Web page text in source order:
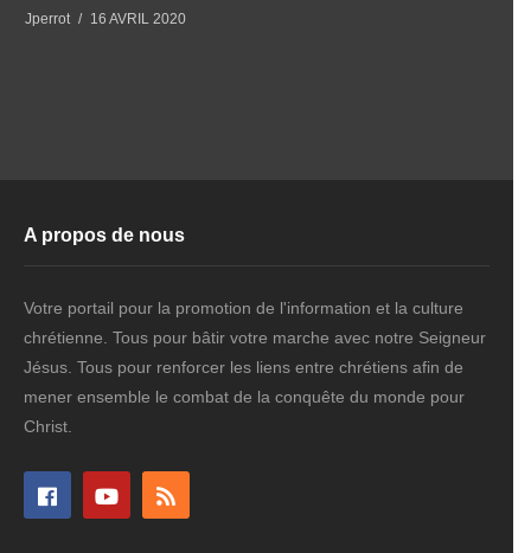
Jperrot 16 AVRIL 2020
A propos de nous
Votre portail pour la promotion de l'information et la culture
chrétienne. Tous pour bâtir votre marche avec notre Seigneur
Jésus. Tous pour renforcer les liens entre chrétiens afin de
mener ensemble le combat de la conquête du monde pour
Christ.